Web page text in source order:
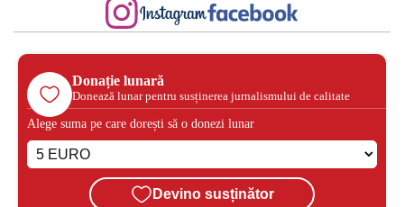
Donație lunară
Donează lunar pentru susținerea jurnalismului de calitate
Alege suma pe care dorești să o donezi lunar
Devino susținător